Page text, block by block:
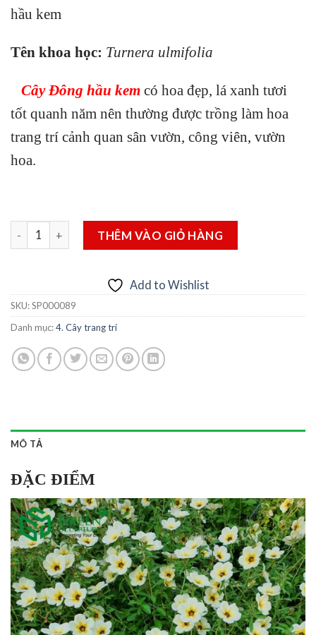
hầu kem
Tên khoa học: Turnera ulmifolia
Cây Đông hầu kem có hoa đẹp, lá xanh tươi
tốt quanh năm nên thường được trồng làm hoa
trang trí cảnh quan sân vườn, công viên, vườn
hoa.
Cây Đông hầu kem số lượng
THÊM VÀO GIỎ HÀNG
Add to Wishlist
SKU:SP000089
Danh mục:4. Cây trang trí
MÔ TẢ
ĐẶC ĐIỂM